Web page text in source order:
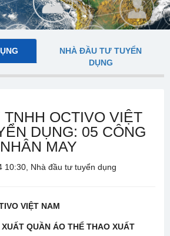
NHÀ ĐẦU TƯ TUYỂN
DỤNG
TNHH OCTIVO VIỆT
DỤNG: 05 CÔNG
NHÂN MAY
10:30, Nhà đầu tư tuyển dụng
VIỆT NAM
QUẦN ÁO THỂ THAO XUẤT